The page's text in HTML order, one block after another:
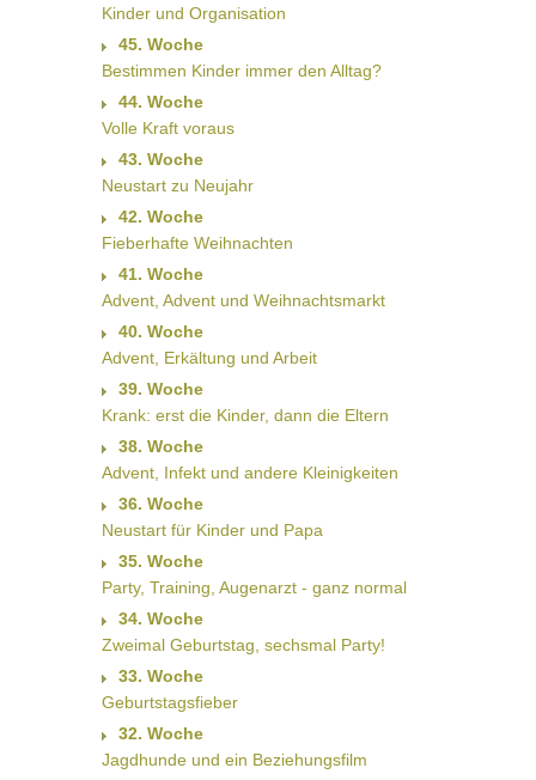
Kinder und Organisation
45. Woche
Bestimmen Kinder immer den Alltag?
44. Woche
Volle Kraft voraus
43. Woche
Neustart zu Neujahr
42. Woche
Fieberhafte Weihnachten
41. Woche
Advent, Advent und Weihnachtsmarkt
40. Woche
Advent, Erkältung und Arbeit
39. Woche
Krank: erst die Kinder, dann die Eltern
38. Woche
Advent, Infekt und andere Kleinigkeiten
36. Woche
Neustart für Kinder und Papa
35. Woche
Party, Training, Augenarzt - ganz normal
34. Woche
Zweimal Geburtstag, sechsmal Party!
33. Woche
Geburtstagsfieber
32. Woche
Jagdhunde und ein Beziehungsfilm